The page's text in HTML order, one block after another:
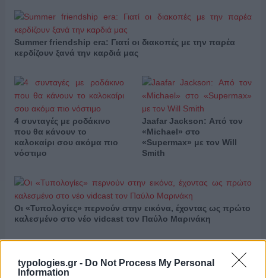
typologies.gr - Do Not Process My Personal
Information
Summer friendship era: Γιατί οι διακοπές με την παρέα
κερδίζουν ξανά την καρδιά μας
4 συνταγές με ροδάκινο
που θα κάνουν το
καλοκαίρι σου ακόμα πιο
νόστιμο
Jaafar Jackson: Από τον
«Michael» στο
«Supermax» με τον Will
Smith
Οι «Τυπολογίες» περνούν στην εικόνα, έχοντας ως πρώτο
καλεσμένο στο νέο vidcast τον Παύλο Μαρινάκη